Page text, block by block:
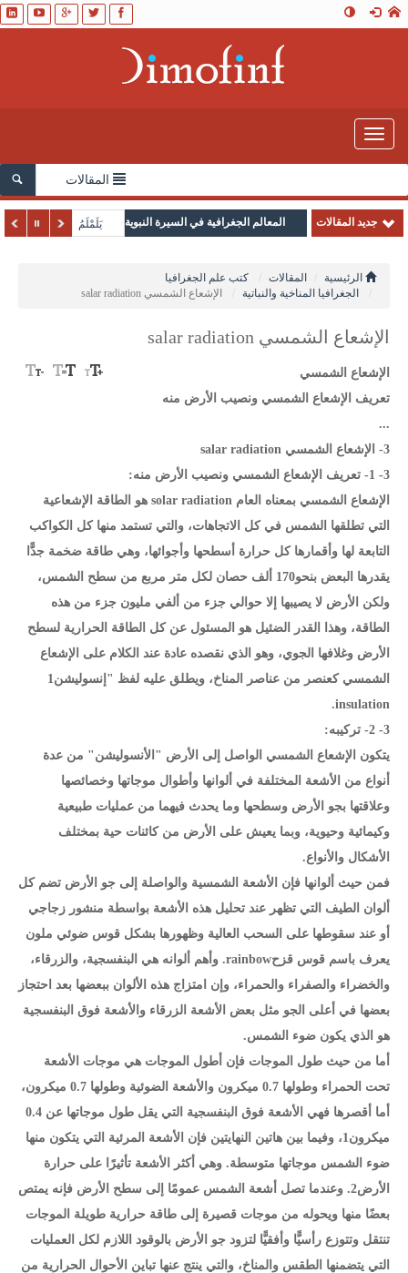
Toggle
navigation
المقالات
جديد المقالات المعالم الجغرافية في السيرة النبوية يَلَمْلَمُ
الرئيسية المقالات
كتب علم الجغرافيا
الجغرافيا المناخية والنباتية
الإشعاع الشمسي salar radiation
الإشعاع الشمسي salar radiation
الإشعاع الشمسي
تعريف الإشعاع الشمسي ونصيب الأرض منه
...
3- الإشعاع الشمسي salar radiation
3- 1- تعريف الإشعاع الشمسي ونصيب الأرض منه:
الإشعاع الشمسي بمعناه العام solar radiation هو الطاقة الإشعاعية
التي تطلقها الشمس في كل الاتجاهات، والتي تستمد منها كل الكواكب
التابعة لها وأقمارها كل حرارة أسطحها وأجوائها، وهي طاقة ضخمة جدًّا
يقدرها البعض بنحو170 ألف حصان لكل متر مربع من سطح الشمس،
ولكن الأرض لا يصيبها إلا حوالي جزء من ألفي مليون جزء من هذه
الطاقة، وهذا القدر الضئيل هو المسئول عن كل الطاقة الحرارية لسطح
الأرض وغلافها الجوي، وهو الذي نقصده عادة عند الكلام على الإشعاع
الشمسي كعنصر من عناصر المناخ، ويطلق عليه لفظ "إنسوليشن1
insulation.
3- 2- تركيبه:
يتكون الإشعاع الشمسي الواصل إلى الأرض "الأنسوليشن" من عدة
أنواع من الأشعة المختلفة في ألوانها وأطوال موجاتها وخصائصها
وعلاقتها بجو الأرض وسطحها وما يحدث فيهما من عمليات طبيعية
وكيمائية وحيوية، وبما يعيش على الأرض من كائنات حية بمختلف
الأشكال والأنواع.
فمن حيث ألوانها فإن الأشعة الشمسية والواصلة إلى جو الأرض تضم كل
ألوان الطيف التي تظهر عند تحليل هذه الأشعة بواسطة منشور زجاجي
أو عند سقوطها على السحب العالية وظهورها بشكل قوس ضوئي ملون
يعرف باسم قوس قزحrainbow. وأهم ألوانه هي البنفسجية، والزرقاء،
والخضراء والصفراء والحمراء، وإن امتزاج هذه الألوان ببعضها بعد احتجاز
بعضها في أعلى الجو مثل بعض الأشعة الزرقاء والأشعة فوق البنفسجية
هو الذي يكون ضوء الشمس.
أما من حيث طول الموجات فإن أطول الموجات هي موجات الأشعة
تحت الحمراء وطولها 0.7 ميكرون والأشعة الضوئية وطولها 0.7 ميكرون،
أما أقصرها فهي الأشعة فوق البنفسجية التي يقل طول موجاتها عن 0.4
ميكرون1، وفيما بين هاتين النهايتين فإن الأشعة المرئية التي يتكون منها
ضوء الشمس موجاتها متوسطة. وهي أكثر الأشعة تأثيرًا على حرارة
الأرض2. وعندما تصل أشعة الشمس عمومًا إلى سطح الأرض فإنه يمتص
بعضًا منها ويحوله من موجات قصيرة إلى طاقة حرارية طويلة الموجات
تنتقل وتتوزع رأسيًّا وأفقيًّا لتزود جو الأرض بالوقود اللازم لكل العمليات
التي يتضمنها الطقس والمناخ، والتي ينتج عنها تباين الأحوال الحرارية من